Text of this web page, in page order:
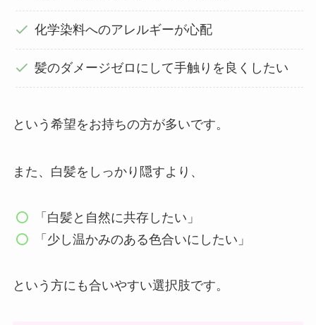
化学染料へのアレルギーが心配
髪のダメージゼロにして手触りを良くしたい
という希望をお持ちの方が多いです。
また、白髪をしっかり隠すより、
「白髪と自然に共存したい」
「少し温かみのある色合いにしたい」
という方にも合いやすい選択肢です。